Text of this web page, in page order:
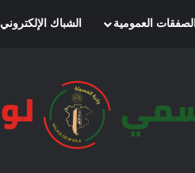
الصفقات العمومية الشباك الإلكتروني